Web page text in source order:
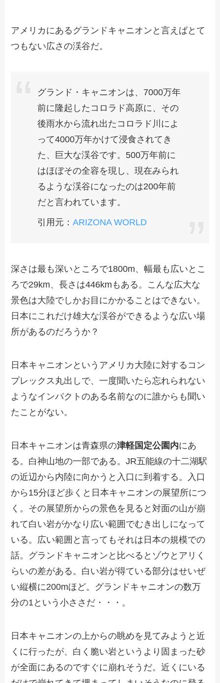
アメリカにあるグランドキャニオンと言えばとて
つもない広さの渓谷だ。
グランド・キャニオンは、7000万年
前に隆起したコロラド高原に、その
後雨水から流れ出たコロラド川によ
って4000万年かけて浸食されてき
た、巨大な渓谷です。500万年前に
はほぼその全容を現し、現在みられ
るような渓谷になったのは200年前
だと言われています。
引用元：ARIZONA WORLD
深さは最も深いところで1800m、幅最も広いとこ
ろで29km、長さは446kmもある。こんな広大な
景色は大陸でしかお目にかかることはできない。
日本にこれだけ雄大な渓谷ができるような広い場
所があるのだろうか？
日本キャニオンというアメリカ大陸に対するコン
プレックス丸出しで、一度聞いたら忘れられない
ようなインパクトのある名前なのに誰からも聞い
たことがない。
日本キャニオンは青森県の津軽国定公園内にあ
る。白神山地の一部である。JR五能線の十二湖駅
の近辺から内陸に向かうと入口に到着する。入口
から15分ほど歩くと日本キャニオンの展望所につ
く。その展望所からの景色を見ると対面の山が崩
れて白い岩がかなり広い範囲でむき出しになって
いる。広い範囲と言ってもそれは日本の規模での
話。グランドキャニオンと比べるとゾウとアリく
らいの差がある。白い岩が得ている部分はせいぜ
い縦横に200mほど。グランドキャニオンの数万
分の1という小ささだ・・・。
日本キャニオンの上からの眺めを見てみようと近
くに行ったが、白く脆い岩というより固まった砂
が全面にあるのですぐに崩れそうだ。近くにいる